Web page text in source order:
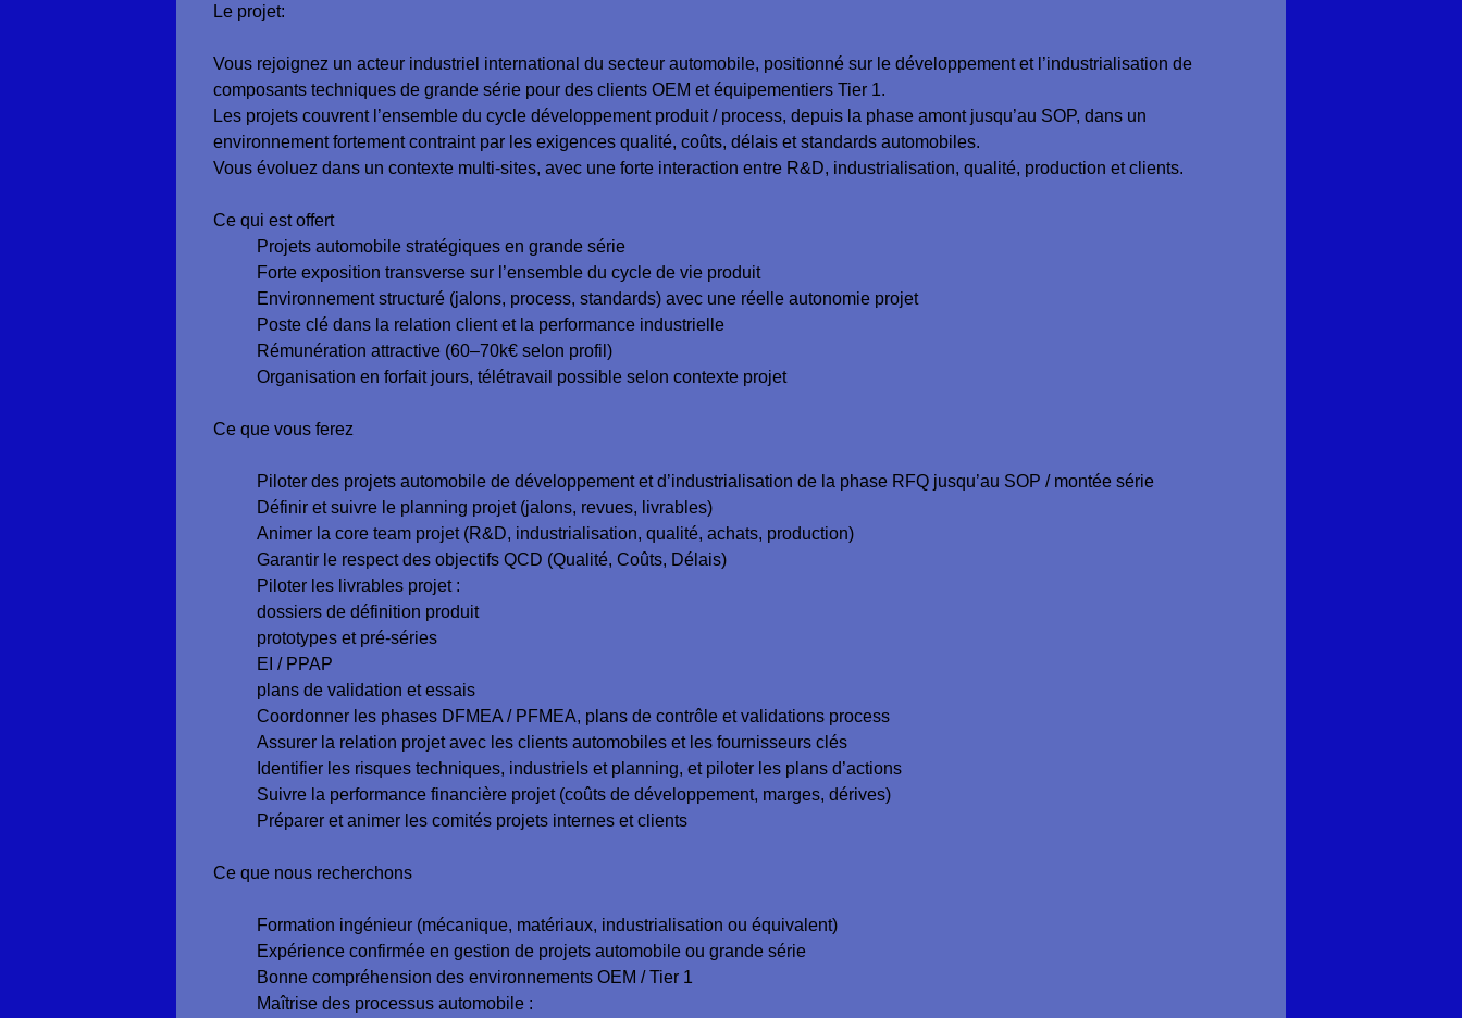
Le projet:
Vous rejoignez un acteur industriel international du secteur automobile, positionné sur le développement et l’industrialisation de
composants techniques de grande série pour des clients OEM et équipementiers Tier 1.
Les projets couvrent l’ensemble du cycle développement produit / process, depuis la phase amont jusqu’au SOP, dans un
environnement fortement contraint par les exigences qualité, coûts, délais et standards automobiles.
Vous évoluez dans un contexte multi-sites, avec une forte interaction entre R&D, industrialisation, qualité, production et clients.
Ce qui est offert
Projets automobile stratégiques en grande série
Forte exposition transverse sur l’ensemble du cycle de vie produit
Environnement structuré (jalons, process, standards) avec une réelle autonomie projet
Poste clé dans la relation client et la performance industrielle
Rémunération attractive (60–70k€ selon profil)
Organisation en forfait jours, télétravail possible selon contexte projet
Ce que vous ferez
Piloter des projets automobile de développement et d’industrialisation de la phase RFQ jusqu’au SOP / montée série
Définir et suivre le planning projet (jalons, revues, livrables)
Animer la core team projet (R&D, industrialisation, qualité, achats, production)
Garantir le respect des objectifs QCD (Qualité, Coûts, Délais)
Piloter les livrables projet :
dossiers de définition produit
prototypes et pré-séries
EI / PPAP
plans de validation et essais
Coordonner les phases DFMEA / PFMEA, plans de contrôle et validations process
Assurer la relation projet avec les clients automobiles et les fournisseurs clés
Identifier les risques techniques, industriels et planning, et piloter les plans d’actions
Suivre la performance financière projet (coûts de développement, marges, dérives)
Préparer et animer les comités projets internes et clients
Ce que nous recherchons
Formation ingénieur (mécanique, matériaux, industrialisation ou équivalent)
Expérience confirmée en gestion de projets automobile ou grande série
Bonne compréhension des environnements OEM / Tier 1
Maîtrise des processus automobile :